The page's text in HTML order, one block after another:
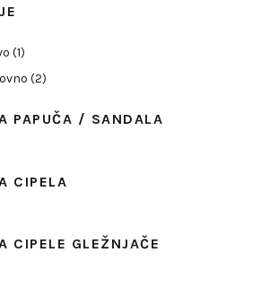
(1)
(2)
PAPUČA / SANDALA
CIPELA
CIPELE GLEŽNJAČE